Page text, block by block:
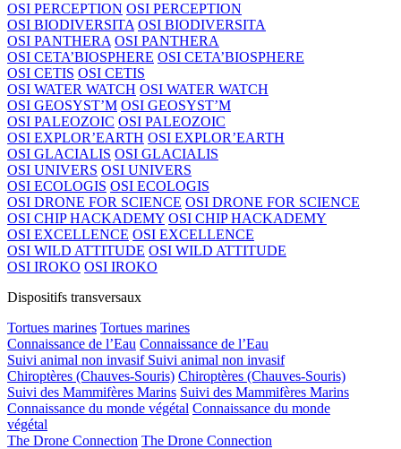
OSI PERCEPTION OSI PERCEPTION
OSI BIODIVERSITA OSI BIODIVERSITA
OSI PANTHERA OSI PANTHERA
OSI CETA’BIOSPHERE OSI CETA’BIOSPHERE
OSI CETIS OSI CETIS
OSI WATER WATCH OSI WATER WATCH
OSI GEOSYST’M OSI GEOSYST’M
OSI PALEOZOIC OSI PALEOZOIC
OSI EXPLOR’EARTH OSI EXPLOR’EARTH
OSI GLACIALIS OSI GLACIALIS
OSI UNIVERS OSI UNIVERS
OSI ECOLOGIS OSI ECOLOGIS
OSI DRONE FOR SCIENCE OSI DRONE FOR SCIENCE
OSI CHIP HACKADEMY OSI CHIP HACKADEMY
OSI EXCELLENCE OSI EXCELLENCE
OSI WILD ATTITUDE OSI WILD ATTITUDE
OSI IROKO OSI IROKO
Dispositifs transversaux
Tortues marines Tortues marines
Connaissance de l’Eau Connaissance de l’Eau
Suivi animal non invasif Suivi animal non invasif
Chiroptères (Chauves-Souris) Chiroptères (Chauves-Souris)
Suivi des Mammifères Marins Suivi des Mammifères Marins
Connaissance du monde végétal Connaissance du monde
végétal
The Drone Connection The Drone Connection